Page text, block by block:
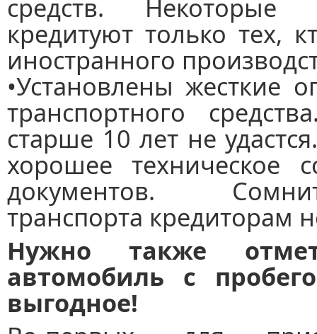
средств. Некоторые
кредитуют только тех,
иностранного
•Установлены жесткие
транспортного
старше 10 лет не
хорошее техническое
документов.
транспорта кредиторам
Нужно также
автомобиль с
выгодное!